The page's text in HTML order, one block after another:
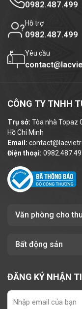
0982.487.499
Hỗ trợ
0982.487.499
Yêu cầu
CÔNG TY TNHH
Trụ sở: Tòa nhà Topaz
Hồ Chí Minh
Email:
Điện thoại:
Văn phòng cho
Bất động sản
ĐĂNG KÝ NHẬN